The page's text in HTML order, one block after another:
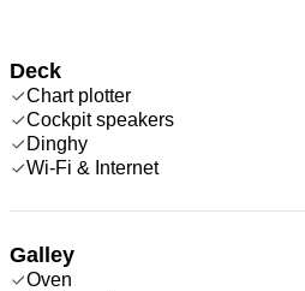
Deck
Chart plotter
Cockpit speakers
Dinghy
Wi-Fi & Internet
Galley
Oven